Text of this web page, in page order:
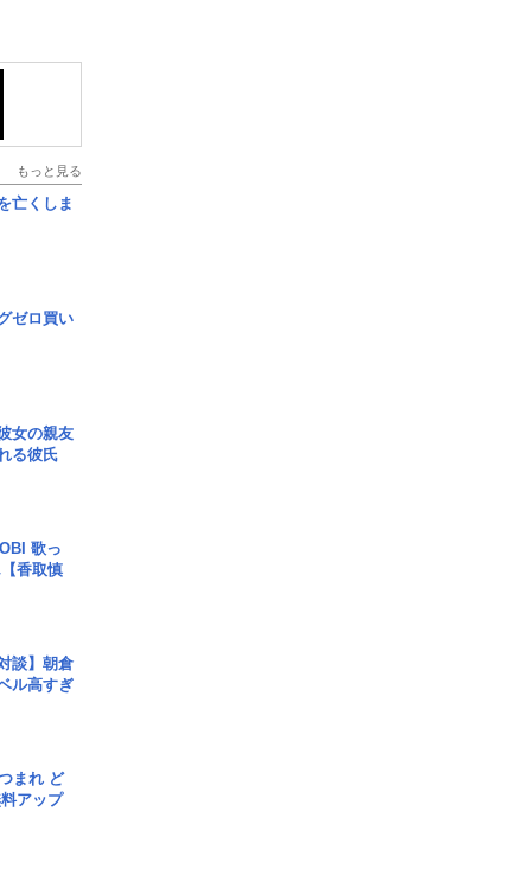
もっと見る
亡くしま
ゼロ買い
女の親友
る彼氏
歌っ
香取慎
談】朝倉
ル高すぎ
まれ ど
アップ